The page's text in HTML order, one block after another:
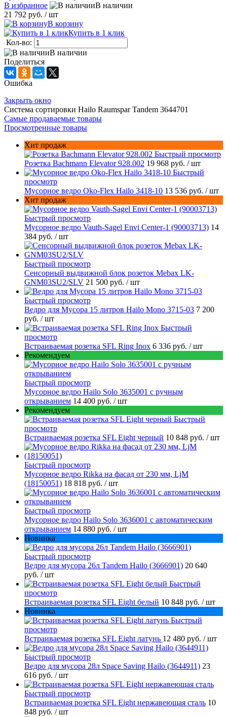
В избранное
В наличии
21 792 руб. / шт
В корзину
Купить в 1 клик
Кол-во:
В наличии
Поделиться
Ошибка
Закрыть окно
Система сортировки Hailo Raumspar Tandem 3644701
Самые продаваемые товары
Просмотренные товары
Хит продаж
Быстрый просмотр
Розетка Bachmann Elevator 928.002 19 968 руб. / шт
Быстрый
просмотр
Мусорное ведро Oko-Flex Hailo 3418-10 13 536 руб. / шт
Хит продаж
Быстрый просмотр
Мусорное ведро Vauth-Sagel Envi Center-1 (90003713) 14
384 руб. / шт
Быстрый просмотр
Сенсорный выдвижной блок розеток Mebax LK-
GNM03SU2/SLV 21 500 руб. / шт
Быстрый просмотр
Ведро для Мусора 15 литров Hailo Mono 3715-03 7 200
руб. / шт
Быстрый
просмотр
Встраиваемая розетка SFL Ring Inox 6 336 руб. / шт
Рекомендуем
Быстрый просмотр
Мусорное ведро Hailo Solo 3635001 c ручным
открыванием 14 400 руб. / шт
Рекомендуем
Быстрый
просмотр
Встраиваемая розетка SFL Eight черный 10 848 руб. / шт
Быстрый просмотр
Мусорное ведро Rikka на фасад от 230 мм, LjM
(18150051) 18 818 руб. / шт
Быстрый просмотр
Мусорное ведро Hailo Solo 3636001 с автоматическим
открыванием 14 880 руб. / шт
Новинка
Быстрый просмотр
Ведро для мусора 26л Tandem Hailo (3666901) 20 640
руб. / шт
Быстрый
просмотр
Встраиваемая розетка SFL Eight белый 10 848 руб. / шт
Новинка
Быстрый
просмотр
Встраиваемая розетка SFL Eight латунь 12 480 руб. / шт
Быстрый просмотр
Ведро для мусора 28л Space Saving Hailo (3644911) 23
616 руб. / шт
Быстрый просмотр
Встраиваемая розетка SFL Eight нержавеющая сталь 10
848 руб. / шт